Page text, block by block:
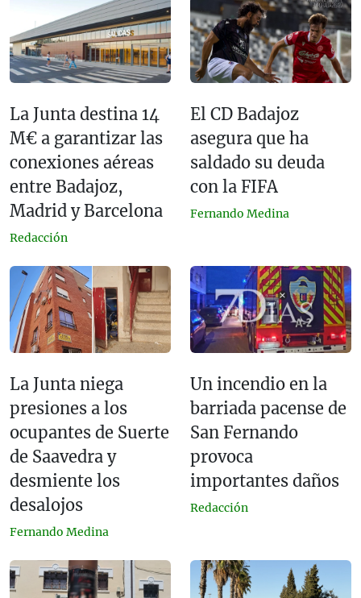
La Junta destina 14
M€ a garantizar las
conexiones aéreas
entre Badajoz,
Madrid y Barcelona
Redacción
El CD Badajoz
asegura que ha
saldado su deuda
con la FIFA
Fernando Medina
La Junta niega
presiones a los
ocupantes de Suerte
de Saavedra y
desmiente los
desalojos
Fernando Medina
Un incendio en la
barriada pacense de
San Fernando
provoca
importantes daños
Redacción